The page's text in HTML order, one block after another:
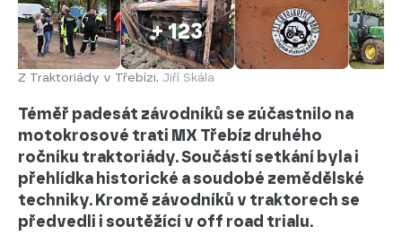
+ 123
Z Traktoriády v Třebízi. Jiří Skála
Téměř padesát závodníků se zúčastnilo na
motokrosové trati MX Třebíz druhého
ročníku traktoriády. Součástí setkání byla i
přehlídka historické a soudobé zemědělské
techniky. Kromě závodníků v traktorech se
předvedli i soutěžící v off road trialu.